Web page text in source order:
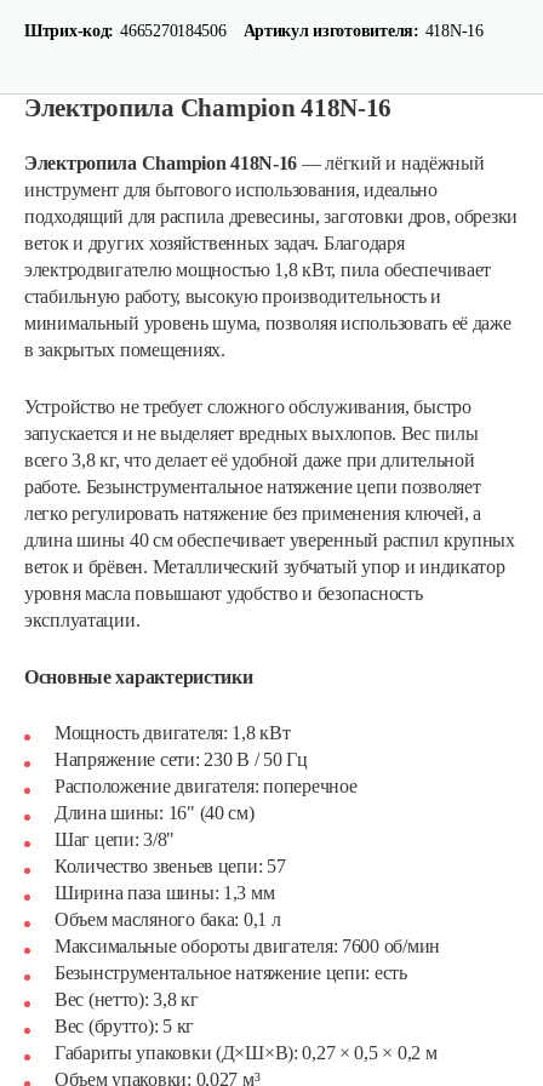
Штрих-код: 4665270184506 Артикул изготовителя: 418N-16
Электропила Champion 418N-16
Электропила Champion 418N-16 — лёгкий и надёжный
инструмент для бытового использования, идеально
подходящий для распила древесины, заготовки дров, обрезки
веток и других хозяйственных задач. Благодаря
электродвигателю мощностью 1,8 кВт, пила обеспечивает
стабильную работу, высокую производительность и
минимальный уровень шума, позволяя использовать её даже
в закрытых помещениях.
Устройство не требует сложного обслуживания, быстро
запускается и не выделяет вредных выхлопов. Вес пилы
всего 3,8 кг, что делает её удобной даже при длительной
работе. Безынструментальное натяжение цепи позволяет
легко регулировать натяжение без применения ключей, а
длина шины 40 см обеспечивает уверенный распил крупных
веток и брёвен. Металлический зубчатый упор и индикатор
уровня масла повышают удобство и безопасность
эксплуатации.
Основные характеристики
Мощность двигателя: 1,8 кВт
Напряжение сети: 230 В / 50 Гц
Расположение двигателя: поперечное
Длина шины: 16" (40 см)
Шаг цепи: 3/8"
Количество звеньев цепи: 57
Ширина паза шины: 1,3 мм
Объем масляного бака: 0,1 л
Максимальные обороты двигателя: 7600 об/мин
Безынструментальное натяжение цепи: есть
Вес (нетто): 3,8 кг
Вес (брутто): 5 кг
Габариты упаковки (Д×Ш×В): 0,27 × 0,5 × 0,2 м
Объем упаковки: 0,027 м³